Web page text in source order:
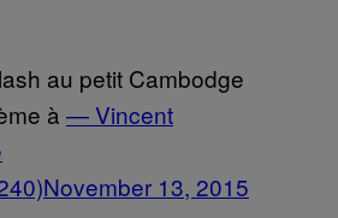
au petit Cambodge
à — Vincent
November 13, 2015